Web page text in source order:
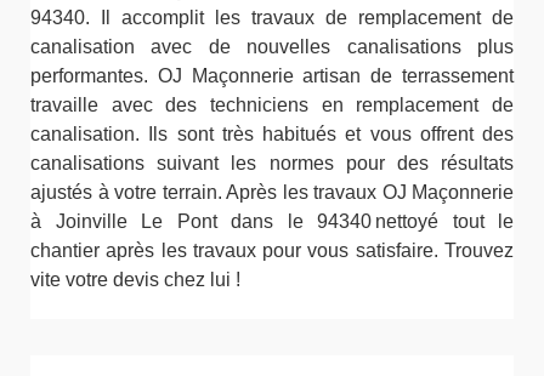
94340. Il accomplit les travaux de remplacement de
canalisation avec de nouvelles canalisations plus
performantes. OJ Maçonnerie artisan de terrassement
travaille avec des techniciens en remplacement de
canalisation. Ils sont très habitués et vous offrent des
canalisations suivant les normes pour des résultats
ajustés à votre terrain. Après les travaux OJ Maçonnerie
à Joinville Le Pont dans le 94340 nettoyé tout le
chantier après les travaux pour vous satisfaire. Trouvez
vite votre devis chez lui !